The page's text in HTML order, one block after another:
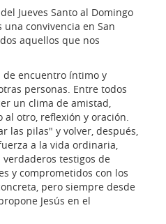
Jueves Santo al Domingo
convivencia en San
aquellos que nos
de encuentro íntimo y
personas. Entre todos
un clima de amistad,
otro, reflexión y oración.
las pilas" y volver, después,
a la vida ordinaria,
testigos de
y comprometidos con los
pero siempre desde
Jesús en el